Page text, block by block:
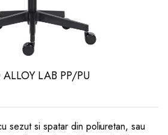
LAB PP/PU
sezut si spatar din poliuretan, sau